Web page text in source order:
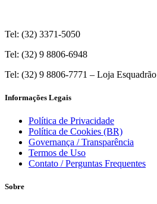
Tel: (32) 3371-5050
Tel: (32) 9 8806-6948
Tel: (32) 9 8806-7771 – Loja Esquadrão
Informações Legais
Política de Privacidade
Política de Cookies (BR)
Governança / Transparência
Termos de Uso
Contato / Perguntas Frequentes
Sobre